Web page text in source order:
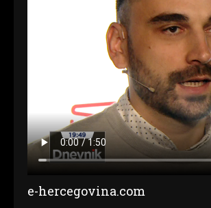
e-hercegovina.com